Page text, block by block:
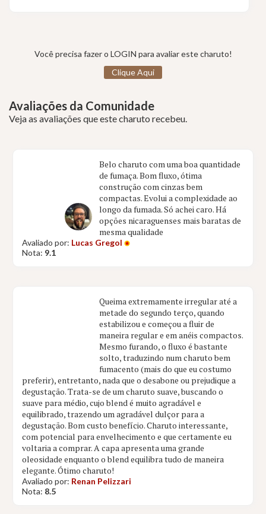
Você precisa fazer o LOGIN para avaliar este charuto!
Clique Aqui
Avaliações da Comunidade
Veja as avaliações que este charuto recebeu.
Belo charuto com uma boa quantidade
de fumaça. Bom fluxo, ótima
construção com cinzas bem
compactas. Evolui a complexidade ao
longo da fumada. Só achei caro. Há
opções nicaraguenses mais baratas de
mesma qualidade
Avaliado por: Lucas Gregol
Nota: 9.1
Queima extremamente irregular até a
metade do segundo terço, quando
estabilizou e começou a fluir de
maneira regular e em anéis compactos.
Mesmo furando, o fluxo é bastante
solto, traduzindo num charuto bem
fumacento (mais do que eu costumo
preferir), entretanto, nada que o desabone ou prejudique a
degustação. Trata-se de um charuto suave, buscando o
suave para médio, cujo blend é muito agradável e
equilibrado, trazendo um agradável dulçor para a
degustação. Bom custo benefício. Charuto interessante,
com potencial para envelhecimento e que certamente eu
voltaria a comprar. A capa apresenta uma grande
oleosidade enquanto o blend equilibra tudo de maneira
elegante. Ótimo charuto!
Avaliado por: Renan Pelizzari
Nota: 8.5